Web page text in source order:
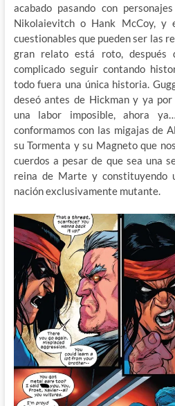
acabado pasando con
Nikolaievitch o Hank McCoy,
cuestionables que pueden ser las
gran relato está roto, después
complicado seguir contando
todo fuera una única historia.
deseó antes de Hickman y ya
una labor imposible, ahora
conformamos con las migajas de
su Tormenta y su Magneto que
cuerdos a pesar de que sea una
reina de Marte y constituyendo
nación exclusivamente mutante.